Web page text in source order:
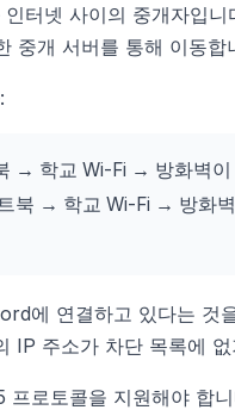
터넷 사이의 중개자입
중개 서버를 통해 이동
→ 학교 Wi-Fi → 방화벽
북 → 학교 Wi-Fi → 방화
에 연결하고 있다는 것
IP 주소가 차단 목록에
프로토콜을 지원해야 합